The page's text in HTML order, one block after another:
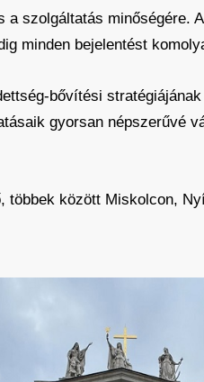
a szolgáltatás
minden bejelentést
bővítési
gyorsan népszerűvé
között Miskolcon,